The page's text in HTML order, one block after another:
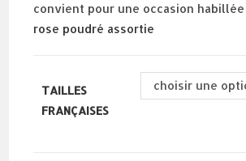
convient pour une occasion
rose poudré assortie
TAILLES
FRANÇAISES
choisir une